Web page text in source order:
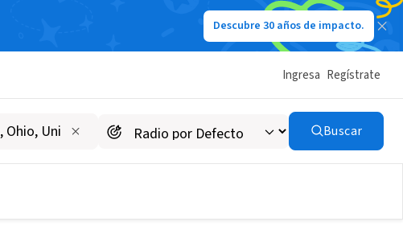
Descubre 30 años de impacto.
Ingresa Regístrate
Buscar
Rappahannock River